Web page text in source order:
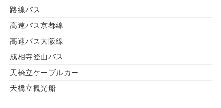
路線バス
高速バス京都線
高速バス大阪線
成相寺登山バス
天橋立ケーブルカー
天橋立観光船